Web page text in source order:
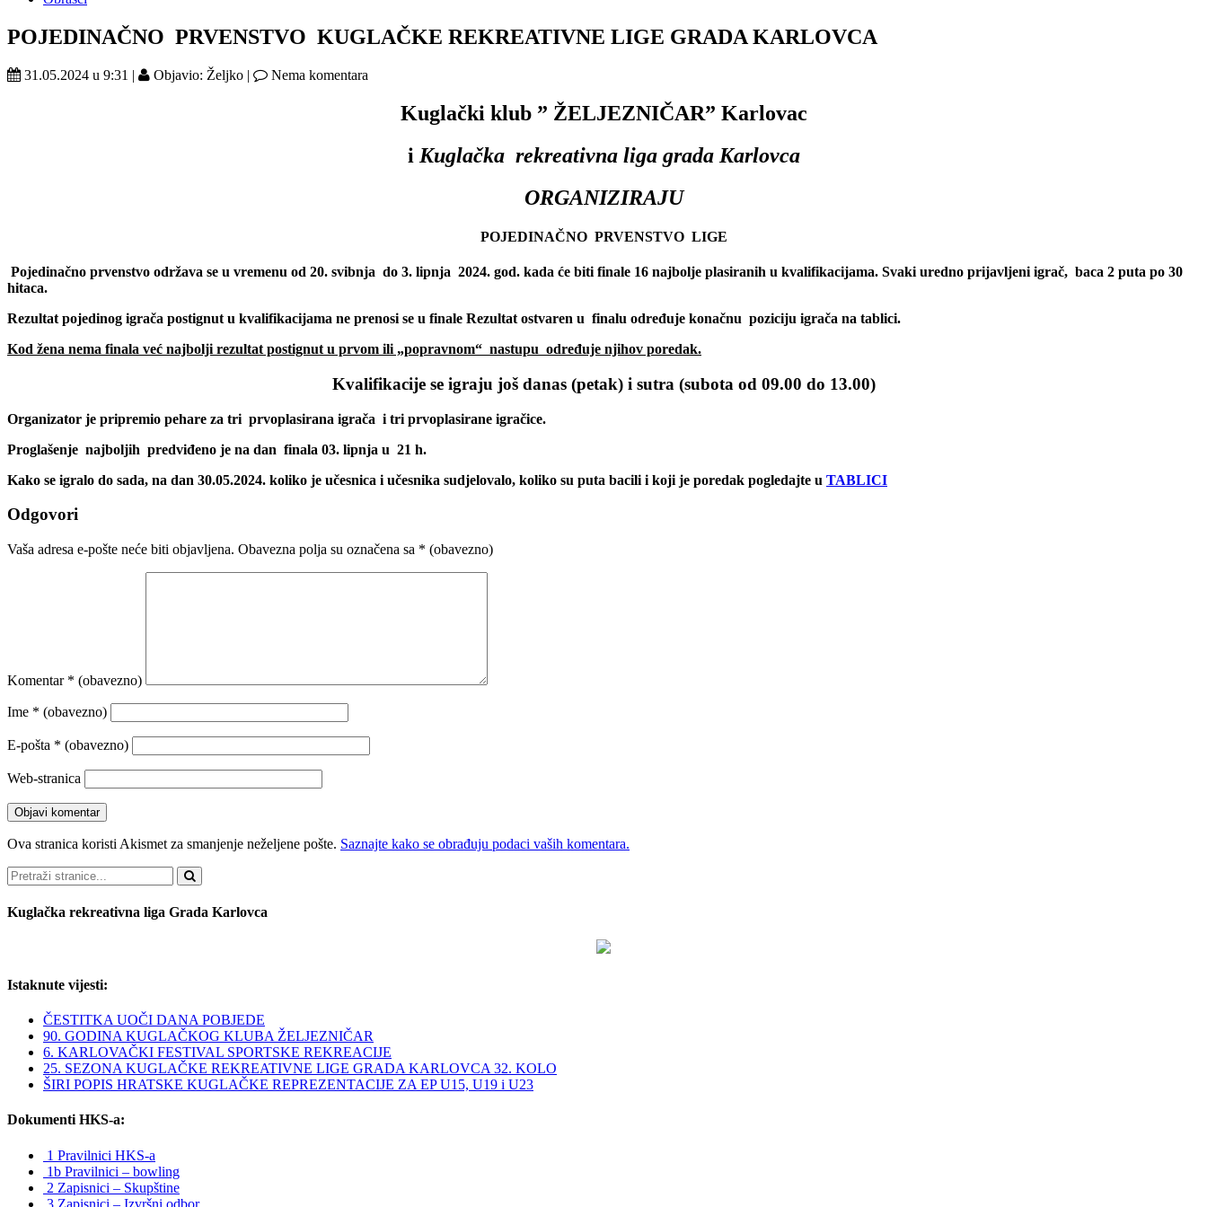
POJEDINAČNO PRVENSTVO KUGLAČKE REKREATIVNE LIGE GRADA KARLOVCA
31.05.2024 u 9:31 | Objavio: Željko | Nema komentara
Kuglački klub ” ŽELJEZNIČAR” Karlovac
i Kuglačka rekreativna liga grada Karlovca
ORGANIZIRAJU
POJEDINAČNO PRVENSTVO LIGE
Pojedinačno prvenstvo održava se u vremenu od 20. svibnja do 3. lipnja 2024. god. kada će biti finale 16 najbolje plasiranih u kvalifikacijama. Svaki uredno prijavljeni igrač, baca 2 puta po 30
hitaca.
Rezultat pojedinog igrača postignut u kvalifikacijama ne prenosi se u finale Rezultat ostvaren u finalu određuje konačnu poziciju igrača na tablici.
Kod žena nema finala već najbolji rezultat postignut u prvom ili „popravnom“ nastupu određuje njihov poredak.
Kvalifikacije se igraju još danas (petak) i sutra (subota od 09.00 do 13.00)
Organizator je pripremio pehare za tri prvoplasirana igrača i tri prvoplasirane igračice.
Proglašenje najboljih predviđeno je na dan finala 03. lipnja u 21 h.
Kako se igralo do sada, na dan 30.05.2024. koliko je učesnica i učesnika sudjelovalo, koliko su puta bacili i koji je poredak pogledajte u TABLICI
Odgovori
Vaša adresa e-pošte neće biti objavljena. Obavezna polja su označena sa * (obavezno)
Komentar * (obavezno)
Ime * (obavezno)
E-pošta * (obavezno)
Web-stranica
Ova stranica koristi Akismet za smanjenje neželjene pošte. Saznajte kako se obrađuju podaci vaših komentara.
Pretraži
Kuglačka rekreativna liga Grada Karlovca
Istaknute vijesti:
ČESTITKA UOČI DANA POBJEDE
90. GODINA KUGLAČKOG KLUBA ŽELJEZNIČAR
6. KARLOVAČKI FESTIVAL SPORTSKE REKREACIJE
25. SEZONA KUGLAČKE REKREATIVNE LIGE GRADA KARLOVCA 32. KOLO
ŠIRI POPIS HRATSKE KUGLAČKE REPREZENTACIJE ZA EP U15, U19 i U23
Dokumenti HKS-a:
1 Pravilnici HKS-a
1b Pravilnici – bowling
2 Zapisnici – Skupštine
3 Zapisnici – Izvršni odbor